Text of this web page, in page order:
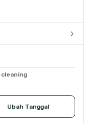
Ubah Tanggal